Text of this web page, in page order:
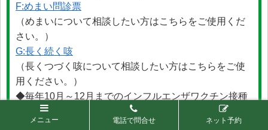
F:めまい問診票
（めまいについて相談したい方はこちらをご使用くだ
さい。）
G:長く続く咳
（長くつづく咳について相談したい方はこちらをご使
用ください。）
◆毎年10月～12月までのインフルエンザワクチン接種
希望の方
インフルエンザワクチン問診票（任意接種）
メニュー 電話で問合せ ネット予約